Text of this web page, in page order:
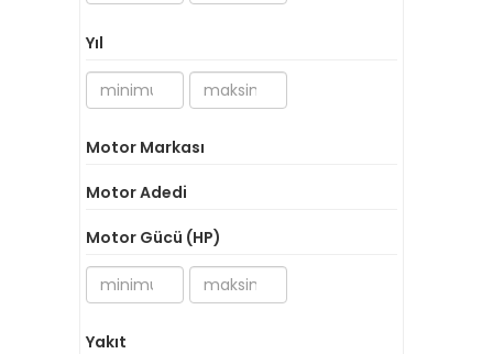
Yıl
Motor Markası
Motor Adedi
Motor Gücü (HP)
Yakıt